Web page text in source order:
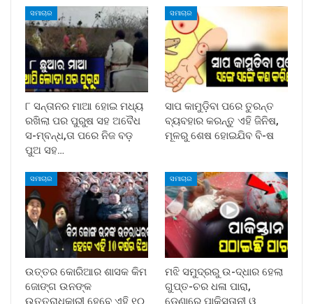
ସମାଚାର
୮ ସନ୍ତାନର ମାଆ ହୋଇ ମଧ୍ୟ
ରଖିଲା ପର ପୁରୁଷ ସହ ଅବୈଧ
ସ-ମ୍ବନ୍ଧ,ତା ପରେ ନିଜ ବଡ଼
ପୁଅ ସହ…
ସମାଚାର
ସାପ କାମୁଡ଼ିବା ପରେ ତୁରନ୍ତ
ବ୍ୟବହାର କରନ୍ତୁ ଏହି ଜିନିଷ,
ମୂଳରୁ ଶେଷ ହୋଇଯିବ ବି-ଷ
ସମାଚାର
ଉତ୍ତର କୋରିଆର ଶାସକ କିମ
ଜୋଙ୍ଗ ଉନଙ୍କ
ଉତ୍ତରାଧିକାରୀ ହେବେ ଏହି ୧୦
ସମାଚାର
ମଝି ସମୁଦ୍ରରୁ ଉ-ଦ୍ଧାର ହେଲା
ଗୁପ୍ତ-ଚର ଧଳା ପାରା,
ଡେଣାରେ ପାକିସ୍ତାନୀ ଓ